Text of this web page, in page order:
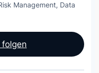
Management, Data